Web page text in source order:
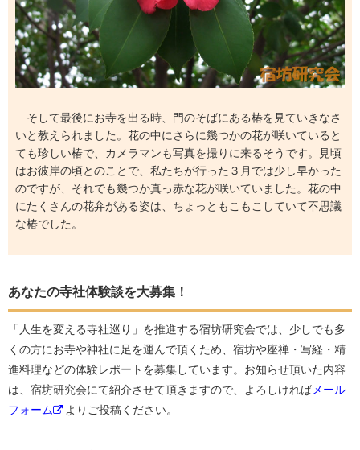
そして最後にお寺を出る時、門のそばにある椿を見ていきなさ
いと教えられました。花の中にさらに幾つかの花が咲いていると
ても珍しい椿で、カメラマンも写真を撮りに来るそうです。見頃
はお彼岸の頃とのことで、私たちが行った３月では少し早かった
のですが、それでも幾つか真っ赤な花が咲いていました。花の中
にたくさんの花弁がある姿は、ちょっともこもこしていて不思議
な椿でした。
あなたの寺社体験談を大募集！
「人生を変える寺社巡り」を推進する宿坊研究会では、少しでも多
くの方にお寺や神社に足を運んで頂くため、宿坊や座禅・写経・精
進料理などの体験レポートを募集しています。お知らせ頂いた内容
は、宿坊研究会にて紹介させて頂きますので、よろしければ メール
フォーム
よりご投稿ください。